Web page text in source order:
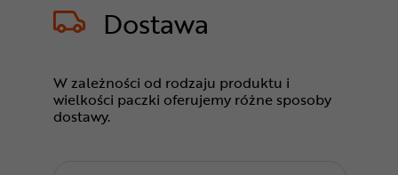
Dostawa
W zależności od rodzaju produktu i
wielkości paczki oferujemy różne sposoby
dostawy.